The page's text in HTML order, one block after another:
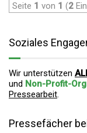
Seite 1 von 1 (2
Soziales
Wir unterstützen
und Non-Profit-
Pressearbeit.
Pressefächer